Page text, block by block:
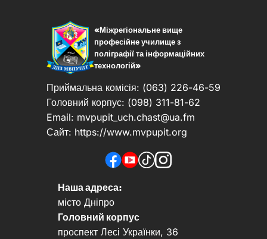
записів «Міжрегіональне вище
професійне училище з
поліграфії та інформаційних
технологій»
Приймальна комісія: (063) 226-46-59
Головний корпус: (098) 311-81-62
Email: mvpupit_uch.chast@ua.fm
Сайт: https://www.mvpupit.org
Наша адреса:
місто Дніпро
Головний корпус
проспект Лесі Українки, 36